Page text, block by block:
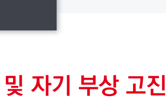
자기 부상 고진